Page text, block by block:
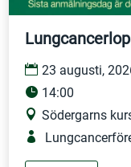
23 augusti,
14:00
Södergarns